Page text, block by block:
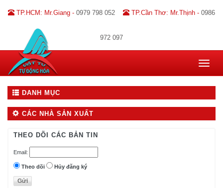
TP.HCM: Mr.Giang - 0979 798 052 TP.Cần Thơ: Mr.Thịnh - 0986
972 097
Toggle
DANH MỤC
CÁC NHÀ SẢN XUẤT
THEO DÕI CÁC BẢN TIN
Email:
Theo dõi Hủy đăng ký